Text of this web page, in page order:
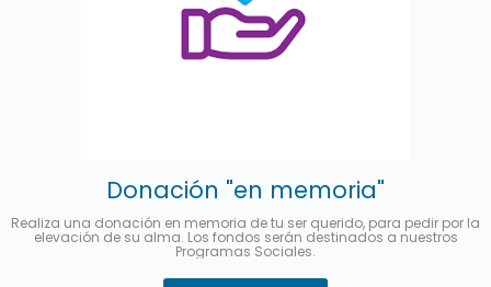
Donación "en memoria"
Realiza una donación en memoria de tu ser querido, para pedir por la
elevación de su alma. Los fondos serán destinados a nuestros
Programas Sociales.